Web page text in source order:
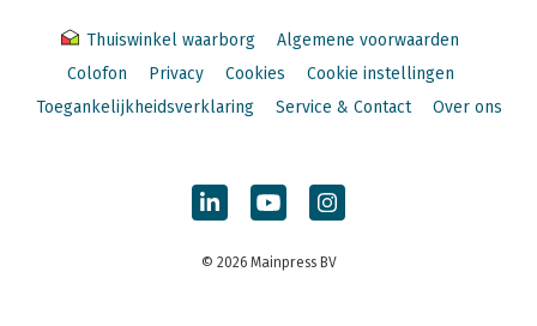
Thuiswinkel waarborg
Algemene voorwaarden
Colofon
Privacy Cookies
Cookie instellingen
Toegankelijkheidsverklaring
Service & Contact Over ons
© 2026 Mainpress BV